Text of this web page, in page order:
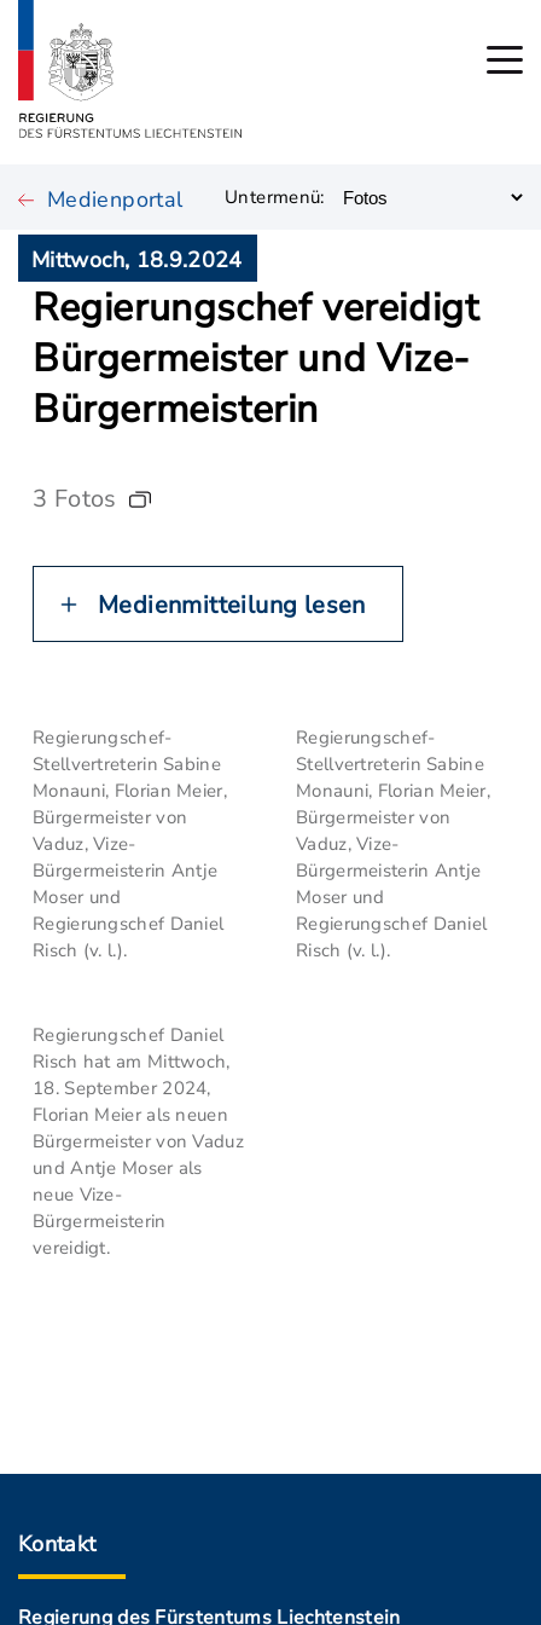
Medienportal Untermenü:
Mittwoch, 18.9.2024
Regierungschef vereidigt
Bürgermeister und Vize-
Bürgermeisterin
3 Fotos
Medienmitteilung lesen
Regierungschef-
Stellvertreterin Sabine
Monauni, Florian Meier,
Bürgermeister von
Vaduz, Vize-
Bürgermeisterin Antje
Moser und
Regierungschef Daniel
Risch (v. l.).
Regierungschef-
Stellvertreterin Sabine
Monauni, Florian Meier,
Bürgermeister von
Vaduz, Vize-
Bürgermeisterin Antje
Moser und
Regierungschef Daniel
Risch (v. l.).
Regierungschef Daniel
Risch hat am Mittwoch,
18. September 2024,
Florian Meier als neuen
Bürgermeister von Vaduz
und Antje Moser als
neue Vize-
Bürgermeisterin
vereidigt.
Kontakt
Regierung des Fürstentums Liechtenstein